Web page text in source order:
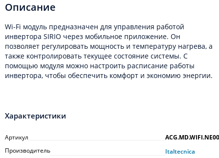
Описание
Wi-Fi модуль предназначен для управления работой
инвертора SIRIO через мобильное приложение. Он
позволяет регулировать мощность и температуру нагрева, а
также контролировать текущее состояние системы. С
помощью модуля можно настроить расписание работы
инвертора, чтобы обеспечить комфорт и экономию энергии.
Характеристики
Артикул
ACG.MD.WIFI.NE00
Производитель
Italtecnica